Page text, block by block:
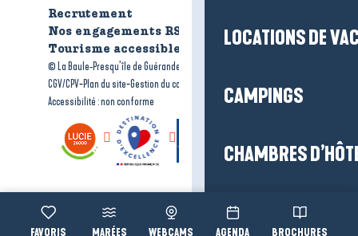
MARÉES WEBCAMS AGENDA BROCHURES
LOCATIONS DE
CAMPINGS
CHAMBRES
VILLAGES ET
Recrutement
Nos engagements RSE
Tourisme accessible
© La Baule-Presqu’île de Guérande tourisme
CGV/CPV-Plan du site-Gestion du consentement
Accessibilité : non conforme